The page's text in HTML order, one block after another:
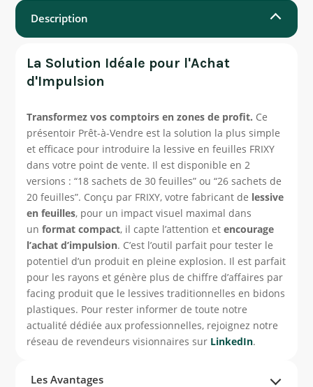
Description
La Solution Idéale pour l'Achat
d'Impulsion
Transformez vos comptoirs en zones de profit. Ce
présentoir Prêt-à-Vendre est la solution la plus simple
et efficace pour introduire la lessive en feuilles FRIXY
dans votre point de vente. Il est disponible en 2
versions : “18 sachets de 30 feuilles” ou “26 sachets de
20 feuilles”. Conçu par FRIXY, votre fabricant de lessive
en feuilles, pour un impact visuel maximal dans
unformat compact, il capte l’attention etencourage
l’achat d’impulsion. C’est l’outil parfait pour tester le
potentiel d’un produit en pleine explosion. Il est parfait
pour les rayons et génère plus de chiffre d’affaires par
facing produit que le lessives traditionnelles en bidons
plastiques. Pour rester informer de toute notre
actualité dédiée aux professionnelles, rejoignez notre
réseau de revendeurs visionnaires sur LinkedIn.
Les Avantages